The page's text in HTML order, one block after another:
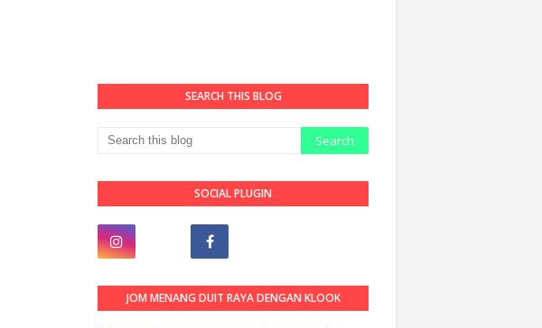
SEARCH THIS BLOG
SOCIAL PLUGIN
JOM MENANG DUIT RAYA DENGAN KLOOK